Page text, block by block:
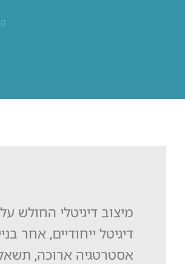
דיגיטל ייחודיים, אחר
אסטרטגיה ארוכה,